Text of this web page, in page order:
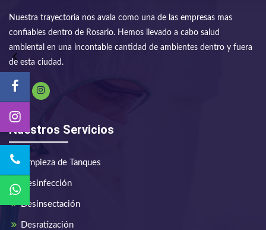
Nuestra trayectoria nos avala como una de las empresas mas
confiables dentro de Rosario. Hemos llevado a cabo salud
ambiental en una incontable cantidad de ambientes dentro y fuera
de esta ciudad.
Nuestros Servicios
Limpieza de Tanques
Desinfección
Desinsectación
Desratización